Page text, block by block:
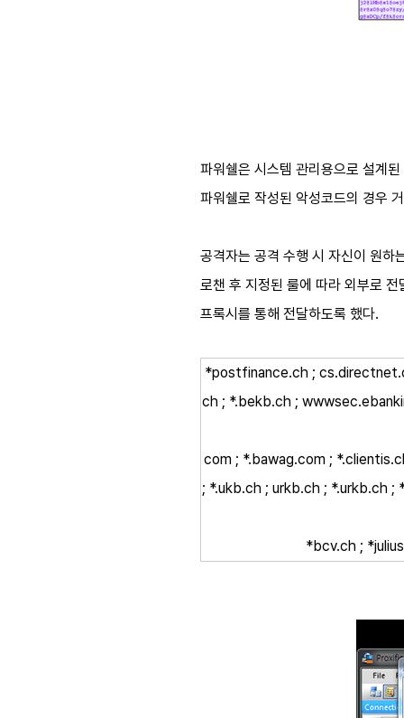
파워쉘은 시스템 관리용으로 설계
파워쉘로 작성된 악성코드의 경우
공격자는 공격 수행 시 자신이 원
로챈 후 지정된 룰에 따라 외부로
프록시를 통해 전달하도록 했다.​
*postfinance.ch ;
ch ; *.bekb.ch ;
com ; *.bawag.com ;
; *.ukb.ch ; urkb.ch ; *.urkb.ch
*bcv.ch ;